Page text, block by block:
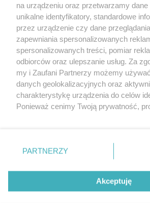
O FIRMIE POLITYKA
REKLAMA WSPÓŁPRACA RSS
Nasze serwisy
Aktualności
Tcz24
Historia miasta
na urządzeniu oraz przetwarzamy
unikalne identyfikatory, standardowe
przez urządzenie czy dane
zapewniania spersonalizowanych
spersonalizowanych treści, pomiar
odbiorców oraz ulepszanie usług. Za
my i Zaufani Partnerzy możemy
danych geolokalizacyjnych oraz
charakterystykę urządzenia do celów
Ponieważ cenimy Twoją prywatność,
znajdujący się w lewym dolnym rogu
przetwarzaniu. Preferencje będą miały
PARTNERZY
Akceptuję